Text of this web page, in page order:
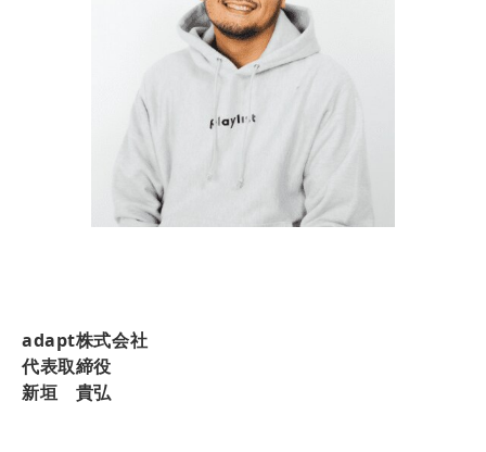
adapt株式会社
代表取締役
新垣 貴弘